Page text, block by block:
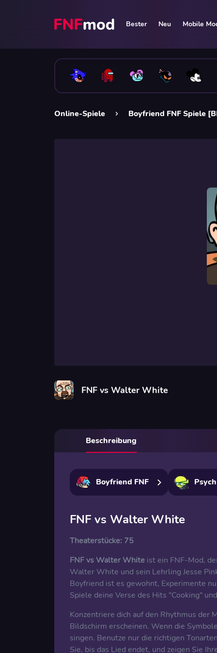
Bester Neu Mobile
Online-Spiele Boyfriend FNF Spiele
FNF vs Walter White
Beschreibung
Boyfriend FNF
FNF vs Walter White
Theaterstücke: 75
FNF vs Walter White ist ein FNF-Mod,
Walter White und sein Lehrling Jesse
Boyfriend ist es gewohnt, Experimente
Spiele deine Verse des Hits "Cooking"
Konzentriere dich auf den Rhythmus der
Bildschirm erscheinen. Wenn die
singen. Benutze nur die richtigen
Sie, bis das Lied endet, und zeigen Sie